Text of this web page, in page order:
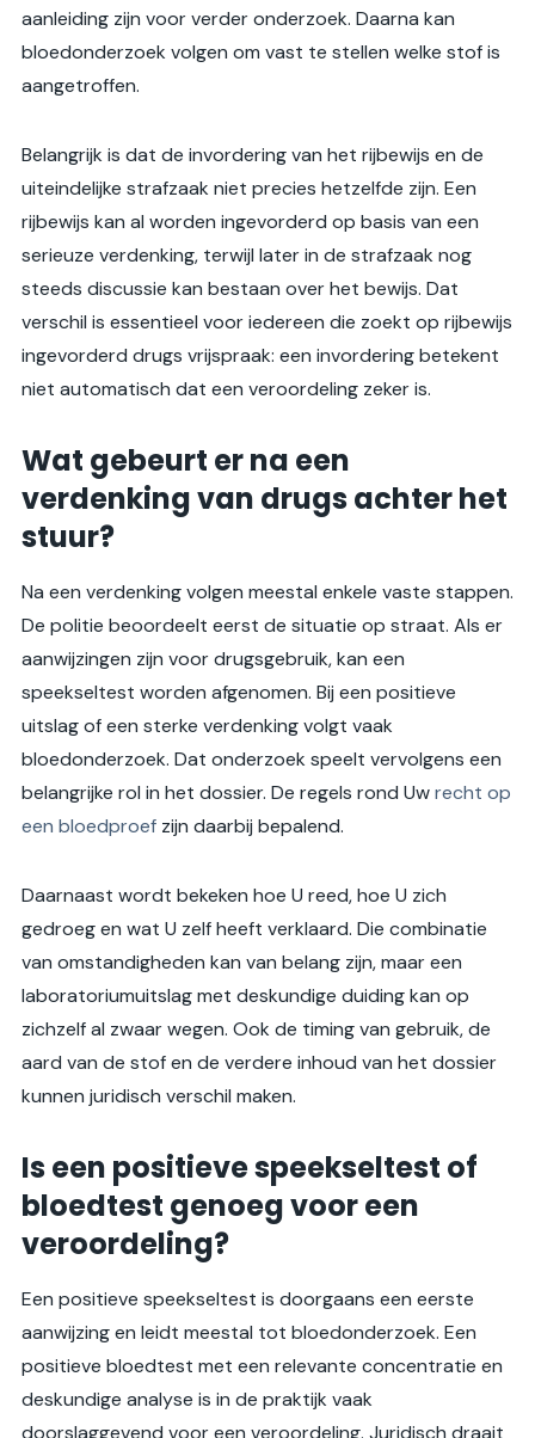
aanleiding zijn voor verder onderzoek. Daarna kan
bloedonderzoek volgen om vast te stellen welke stof is
aangetroffen.
Belangrijk is dat de invordering van het rijbewijs en de
uiteindelijke strafzaak niet precies hetzelfde zijn. Een
rijbewijs kan al worden ingevorderd op basis van een
serieuze verdenking, terwijl later in de strafzaak nog
steeds discussie kan bestaan over het bewijs. Dat
verschil is essentieel voor iedereen die zoekt op rijbewijs
ingevorderd drugs vrijspraak: een invordering betekent
niet automatisch dat een veroordeling zeker is.
Wat gebeurt er na een
verdenking van drugs achter het
stuur?
Na een verdenking volgen meestal enkele vaste stappen.
De politie beoordeelt eerst de situatie op straat. Als er
aanwijzingen zijn voor drugsgebruik, kan een
speekseltest worden afgenomen. Bij een positieve
uitslag of een sterke verdenking volgt vaak
bloedonderzoek. Dat onderzoek speelt vervolgens een
belangrijke rol in het dossier. De regels rond Uwrecht op
een bloedproef zijn daarbij bepalend.
Daarnaast wordt bekeken hoe U reed, hoe U zich
gedroeg en wat U zelf heeft verklaard. Die combinatie
van omstandigheden kan van belang zijn, maar een
laboratoriumuitslag met deskundige duiding kan op
zichzelf al zwaar wegen. Ook de timing van gebruik, de
aard van de stof en de verdere inhoud van het dossier
kunnen juridisch verschil maken.
Is een positieve speekseltest of
bloedtest genoeg voor een
veroordeling?
Een positieve speekseltest is doorgaans een eerste
aanwijzing en leidt meestal tot bloedonderzoek. Een
positieve bloedtest met een relevante concentratie en
deskundige analyse is in de praktijk vaak
doorslaggevend voor een veroordeling. Juridisch draait